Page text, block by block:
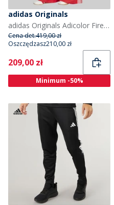
adidas Originals
adidas Originals Adicolor Firebird o kroju oversized dresy dla niej kolor Better Scarlet
Cena det.419,00 zł
Oszczędzasz210,00 zł
Current
209,00 zł
Minimum -50%